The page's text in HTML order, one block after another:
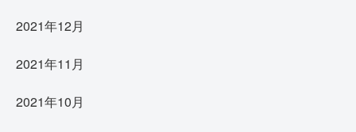
2021年12月
2021年11月
2021年10月